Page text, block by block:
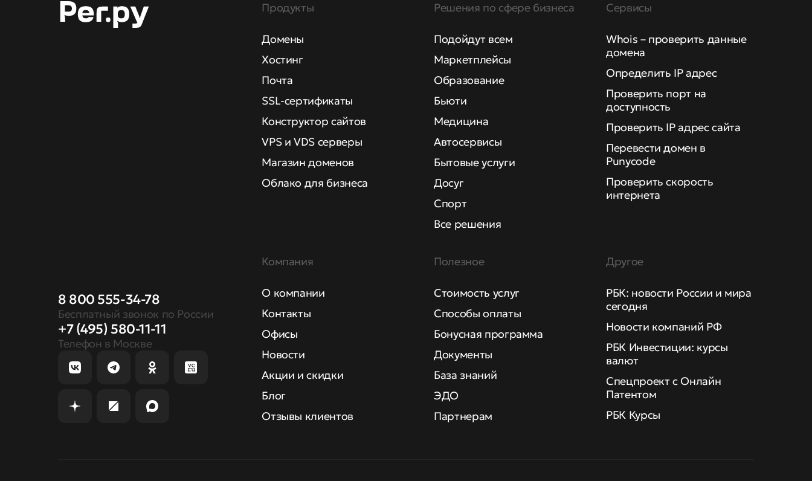
8 800 555-34-78
Бесплатный звонок по России
+7 (495) 580-11-11
Телефон в Москве
Продукты
Домены
Хостинг
Почта
SSL-сертификаты
Конструктор сайтов
VPS и VDS серверы
Магазин доменов
Облако для бизнеса
Решения по сфере бизнеса
Подойдут всем
Маркетплейсы
Образование
Бьюти
Медицина
Автосервисы
Бытовые услуги
Досуг
Спорт
Все решения
Сервисы
Whois – проверить данные
домена
Определить IP адрес
Проверить порт на
доступность
Проверить IP адрес сайта
Перевести домен в
Punycode
Проверить скорость
интернета
Компания
О компании
Контакты
Офисы
Новости
Акции и скидки
Блог
Отзывы клиентов
Полезное
Стоимость услуг
Способы оплаты
Бонусная программа
Документы
База знаний
ЭДО
Партнерам
Другое
РБК: новости России и мира
сегодня
Новости компаний РФ
РБК Инвестиции: курсы
валют
Спецпроект с Онлайн
Патентом
РБК Курсы